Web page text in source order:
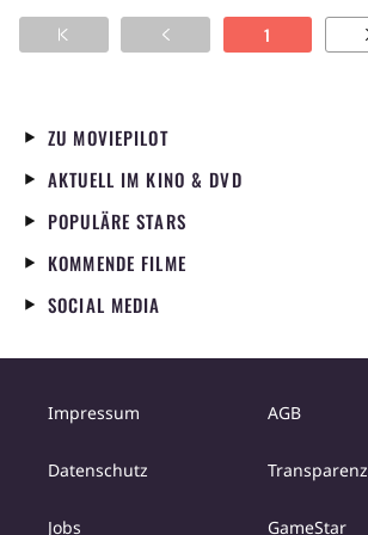
1
ZU MOVIEPILOT
AKTUELL IM KINO & DVD
POPULÄRE STARS
KOMMENDE FILME
SOCIAL MEDIA
Impressum AGB
Datenschutz
Jobs GameStar